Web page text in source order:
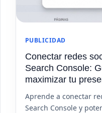
PUBLICIDAD
Conectar redes
Search Console:
maximizar tu
Aprende a conectar
Search Console y